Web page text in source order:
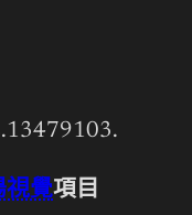
視覺項目